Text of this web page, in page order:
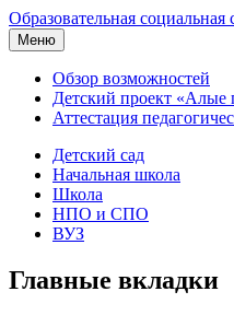
Образовательная социальная
Меню
Обзор возможностей
Детский проект «Алые
Аттестация
Детский сад
Начальная школа
Школа
НПО и СПО
ВУЗ
Главные вкладки